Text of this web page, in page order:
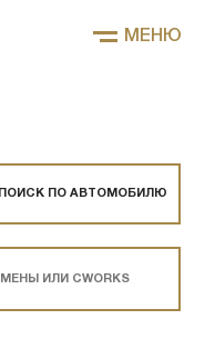
МЕНЮ
ПОИСК ПО АВТОМОБИЛЮ